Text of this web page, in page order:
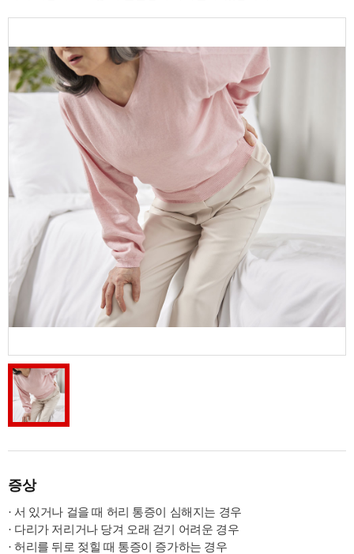
증상
· 서 있거나 걸을 때 허리 통증이 심해지는 경우
· 다리가 저리거나 당겨 오래 걷기 어려운 경우
· 허리를 뒤로 젖힐 때 통증이 증가하는 경우